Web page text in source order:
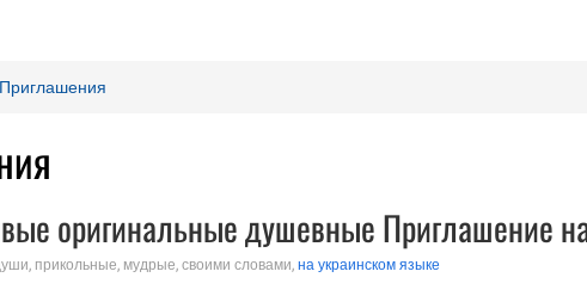
Приглашения
оригинальные душевные Приглашение
прикольные, мудрые, своими словами, на украинском языке